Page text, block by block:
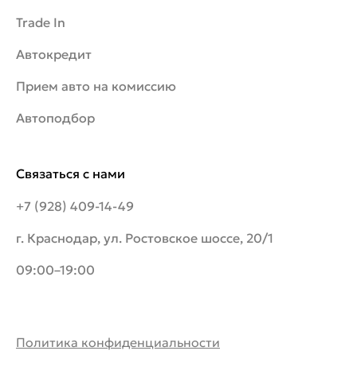
Связаться с нами
+7 (928) 409-14-49
г. Краснодар, ул. Ростовское шоссе, 20/1
09:00–19:00
Trade In
Автокредит
Прием авто на комиссию
Автоподбор
Политика конфиденциальности